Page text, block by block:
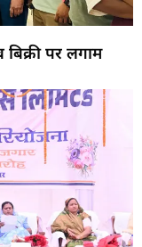
पर लगाम